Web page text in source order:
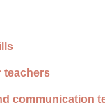
teachers
communication